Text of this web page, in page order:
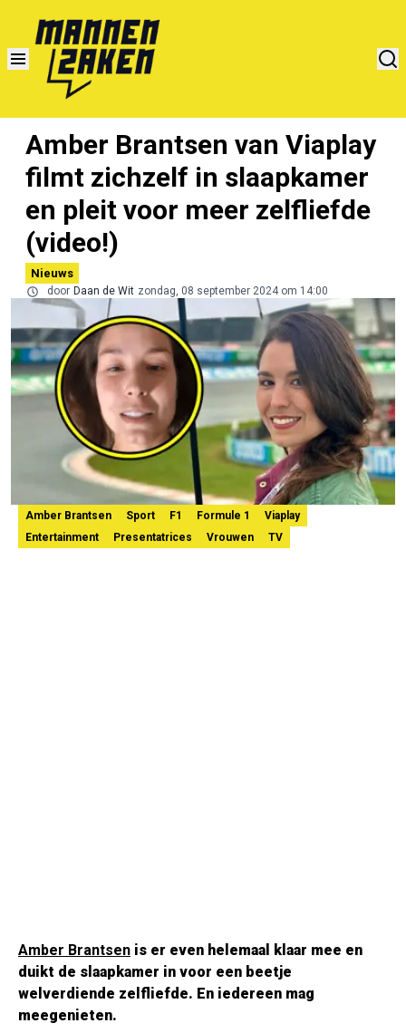
Amber Brantsen van Viaplay
filmt zichzelf in slaapkamer
en pleit voor meer zelfliefde
(video!)
Nieuws
door Daan de Wit zondag, 08 september 2024 om 14:00
Amber Brantsen Sport F1 Formule 1
Viaplay
Entertainment
Presentatrices Vrouwen TV
Amber Brantsen is er even helemaal klaar mee en
duikt de slaapkamer in voor een beetje
welverdiende zelfliefde. En iedereen mag
meegenieten.